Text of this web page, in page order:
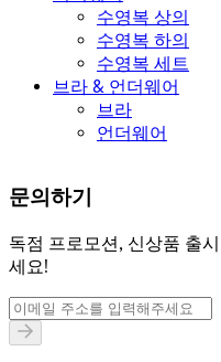
수영복 상의
수영복 하의
수영복 세트
브라 & 언더웨어
브라
언더웨어
문의하기
독점 프로모션, 신상품 출
세요!